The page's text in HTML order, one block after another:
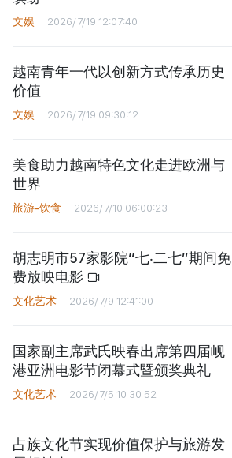
文娱 2026/7/19 12:07:40
越南青年一代以创新方式传承历史
价值
文娱 2026/7/19 09:30:12
美食助力越南特色文化走进欧洲与
世界
旅游-饮食 2026/7/10 06:00:23
胡志明市57家影院“七‧二七”期间免
费放映电影
文化艺术 2026/7/9 12:41:00
国家副主席武氏映春出席第四届岘
港亚洲电影节闭幕式暨颁奖典礼
文化艺术 2026/7/5 10:30:52
占族文化节实现价值保护与旅游发